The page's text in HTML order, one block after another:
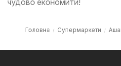
чудово економити!
Головна Супермаркети